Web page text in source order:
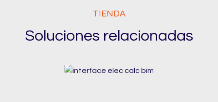
TIENDA
Soluciones relacionadas